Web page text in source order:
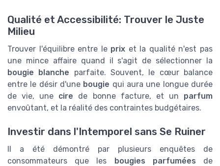
Qualité et Accessibilité: Trouver le Juste
Milieu
Trouver l'équilibre entre le prix et la qualité n'est pas
une mince affaire quand il s'agit de sélectionner la
bougie blanche parfaite. Souvent, le cœur balance
entre le désir d'une bougie qui aura une longue durée
de vie, une cire de bonne facture, et un parfum
envoûtant, et la réalité des contraintes budgétaires.
Investir dans l'Intemporel sans Se Ruiner
Il a été démontré par plusieurs enquêtes de
consommateurs que les bougies parfumées de